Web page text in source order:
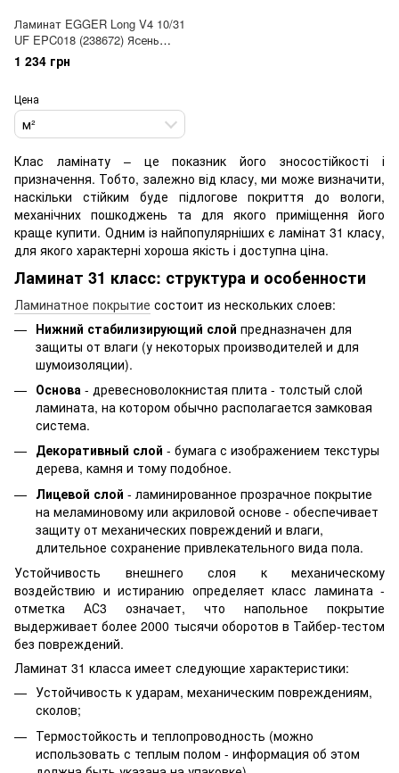
Ламинат EGGER Long V4 10/31
UF EPC018 (238672) Ясень
Тегернський
1 234 грн
Цена
м²
Клас ламінату – це показник його зносостійкості і
призначення. Тобто, залежно від класу, ми може визначити,
наскільки стійким буде підлогове покриття до вологи,
механічних пошкоджень та для якого приміщення його
краще купити. Одним із найпопулярніших є ламінат 31 класу,
для якого характерні хороша якість і доступна ціна.
Ламинат 31 класс: структура и особенности
Ламинатное покрытие состоит из нескольких слоев:
Нижний стабилизирующий слой предназначен для
защиты от влаги (у некоторых производителей и для
шумоизоляции).
Основа - древесноволокнистая плита - толстый слой
ламината, на котором обычно располагается замковая
система.
Декоративный слой - бумага с изображением текстуры
дерева, камня и тому подобное.
Лицевой слой - ламинированное прозрачное покрытие
на меламиновому или акриловой основе - обеспечивает
защиту от механических повреждений и влаги,
длительное сохранение привлекательного вида пола.
Устойчивость внешнего слоя к механическому
воздействию и истиранию определяет класс ламината -
отметка АС3 означает, что напольное покрытие
выдерживает более 2000 тысячи оборотов в Тайбер-тестом
без повреждений.
Ламинат 31 класса имеет следующие характеристики:
Устойчивость к ударам, механическим повреждениям,
сколов;
Термостойкость и теплопроводность (можно
использовать с теплым полом - информация об этом